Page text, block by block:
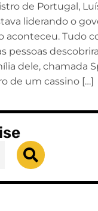
de Portugal,
liderando o
aconteceu. Tudo
pessoas
dele, chamada
de um cassino […]